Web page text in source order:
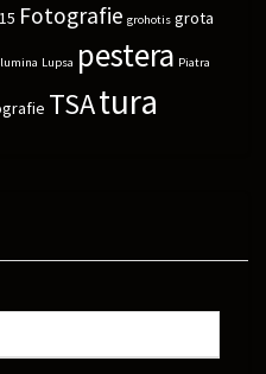
Fotografie grohotis grota
lumina Lupsa pestera Piatra
TSAtura